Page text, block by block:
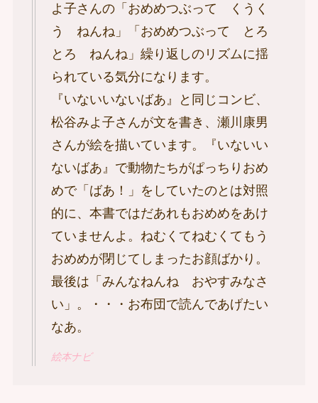
よ子さんの「おめめつぶって くうく
う ねんね」「おめめつぶって とろ
とろ ねんね」繰り返しのリズムに揺
られている気分になります。
『いないいないばあ』と同じコンビ、
松谷みよ子さんが文を書き、瀬川康男
さんが絵を描いています。『いないい
ないばあ』で動物たちがぱっちりおめ
めで「ばあ！」をしていたのとは対照
的に、本書ではだあれもおめめをあけ
ていませんよ。ねむくてねむくてもう
おめめが閉じてしまったお顔ばかり。
最後は「みんなねんね おやすみなさ
い」。・・・お布団で読んであげたい
なあ。
絵本ナビ